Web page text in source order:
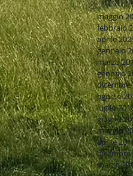
maggio
febbraio
aprile
gennaio
marzo
gennaio
dicembre
agosto
luglio
giugno
maggio
aprile
dicembre
marzo